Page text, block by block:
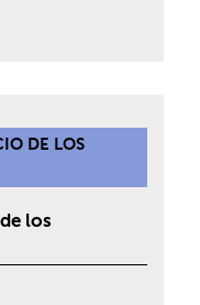
DE LOS
los